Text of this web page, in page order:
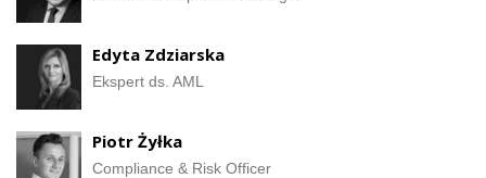
Edyta Zdziarska
Ekspert ds. AML
Piotr Żyłka
Compliance & Risk Officer